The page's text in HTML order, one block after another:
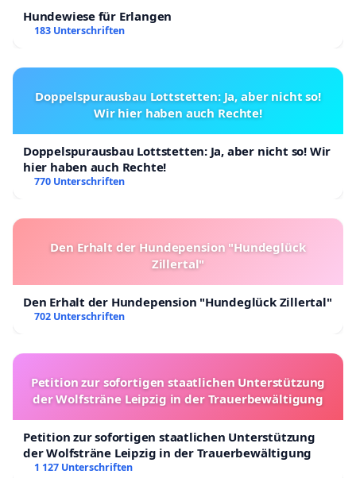
Hundewiese für Erlangen
183 Unterschriften
Doppelspurausbau Lottstetten: Ja, aber nicht so!
Wir hier haben auch Rechte!
Doppelspurausbau Lottstetten: Ja, aber nicht so! Wir
hier haben auch Rechte!
770 Unterschriften
Den Erhalt der Hundepension "Hundeglück
Zillertal"
Den Erhalt der Hundepension "Hundeglück Zillertal"
702 Unterschriften
Petition zur sofortigen staatlichen Unterstützung
der Wolfsträne Leipzig in der Trauerbewältigung
Petition zur sofortigen staatlichen Unterstützung
der Wolfsträne Leipzig in der Trauerbewältigung
1 127 Unterschriften